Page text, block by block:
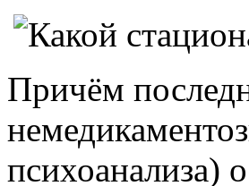
Причём
психоанализа)